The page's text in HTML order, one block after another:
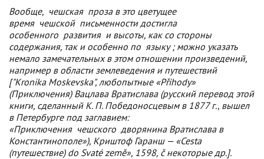
Вообще, чешская проза в это цветущее
время чешской письменности достигла
особенного развития и высоты, как со стороны
содержания, так и особенно по языку; можно указать
немало замечательных в этом отношении произведений,
например в области землеведения и путешествий
["Kronika Moskevska", любопытные «Přihody»
(Приключения) Вацлава Вратислава (русский перевод этой
книги, сделанный К. П. Победоносцевым в 1877 г., вышел
в Петербурге под заглавием:
«Приключения чешского дворянина Вратислава в
Константинополе»), Криштоф Гаранш — «Сеstа
(путешествие) do Svaté země», 1598, č некоторые др.].